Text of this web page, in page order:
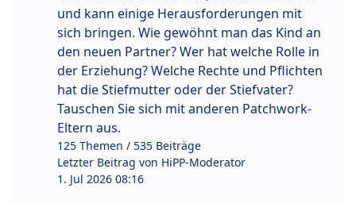
und kann einige Herausforderungen mit
sich bringen. Wie gewöhnt man das Kind an
den neuen Partner? Wer hat welche Rolle in
der Erziehung? Welche Rechte und Pflichten
hat die Stiefmutter oder der Stiefvater?
Tauschen Sie sich mit anderen Patchwork-
Eltern aus.
125 Themen / 535 Beiträge
Letzter Beitrag von HiPP-Moderator
1. Jul 2026 08:16